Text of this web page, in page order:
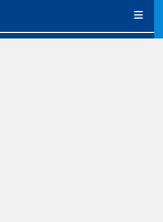
≡